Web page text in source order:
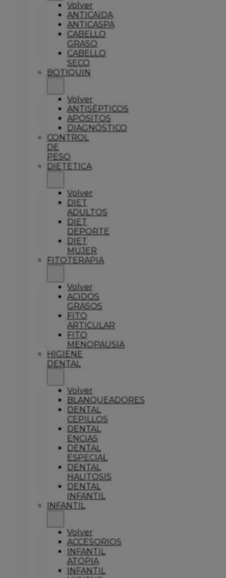
Volver
ANTICAIDA
ANTICASPA
CABELLO
GRASO
CABELLO
SECO
BOTIQUIN
Volver
ANTISÉPTICOS
APÓSITOS
DIAGNÓSTICO
CONTROL
DE
PESO
DIETETICA
Volver
DIET
ADULTOS
DIET
DEPORTE
DIET
MUJER
FITOTERAPIA
Volver
ACIDOS
GRASOS
FITO
ARTICULAR
FITO
MENOPAUSIA
HIGIENE
DENTAL
Volver
BLANQUEADORES
DENTAL
CEPILLOS
DENTAL
ENCIAS
DENTAL
ESPECIAL
DENTAL
HALITOSIS
DENTAL
INFANTIL
INFANTIL
Volver
ACCESORIOS
INFANTIL
ATOPIA
INFANTIL